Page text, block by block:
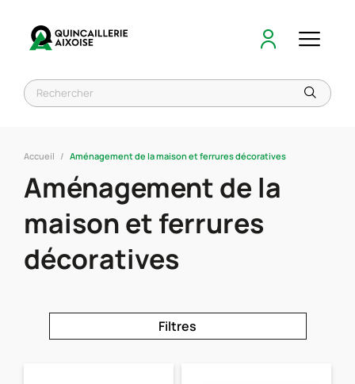
Accueil Aménagement de la maison et ferrures décoratives
Aménagement de la
maison et ferrures
décoratives
Filtres